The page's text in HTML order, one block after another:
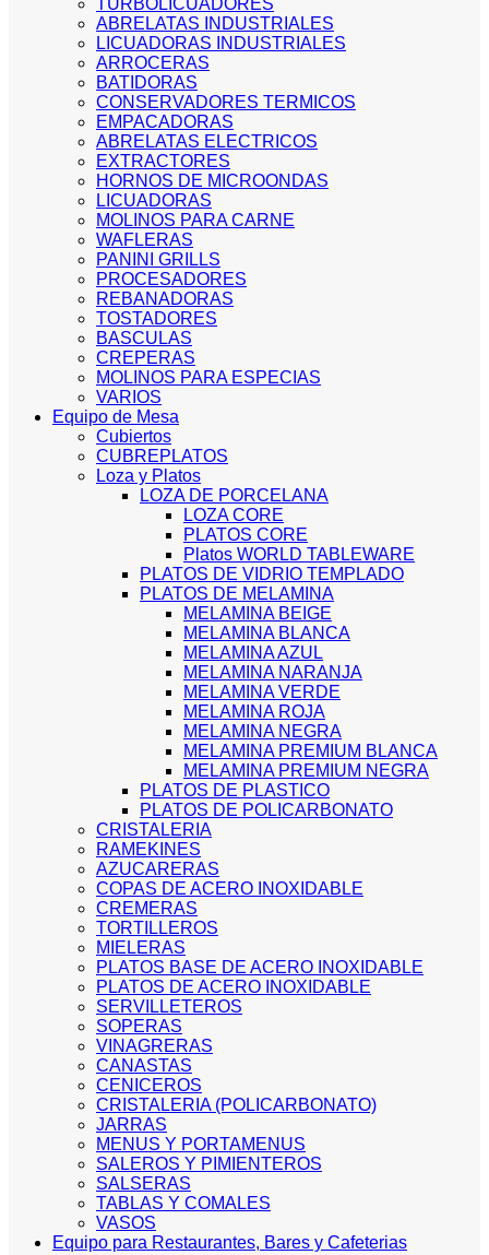
TURBOLICUADORES
ABRELATAS INDUSTRIALES
LICUADORAS INDUSTRIALES
ARROCERAS
BATIDORAS
CONSERVADORES TERMICOS
EMPACADORAS
ABRELATAS ELECTRICOS
EXTRACTORES
HORNOS DE MICROONDAS
LICUADORAS
MOLINOS PARA CARNE
WAFLERAS
PANINI GRILLS
PROCESADORES
REBANADORAS
TOSTADORES
BASCULAS
CREPERAS
MOLINOS PARA ESPECIAS
VARIOS
Equipo de Mesa
Cubiertos
CUBREPLATOS
Loza y Platos
LOZA DE PORCELANA
LOZA CORE
PLATOS CORE
Platos WORLD TABLEWARE
PLATOS DE VIDRIO TEMPLADO
PLATOS DE MELAMINA
MELAMINA BEIGE
MELAMINA BLANCA
MELAMINA AZUL
MELAMINA NARANJA
MELAMINA VERDE
MELAMINA ROJA
MELAMINA NEGRA
MELAMINA PREMIUM BLANCA
MELAMINA PREMIUM NEGRA
PLATOS DE PLASTICO
PLATOS DE POLICARBONATO
CRISTALERIA
RAMEKINES
AZUCARERAS
COPAS DE ACERO INOXIDABLE
CREMERAS
TORTILLEROS
MIELERAS
PLATOS BASE DE ACERO INOXIDABLE
PLATOS DE ACERO INOXIDABLE
SERVILLETEROS
SOPERAS
VINAGRERAS
CANASTAS
CENICEROS
CRISTALERIA (POLICARBONATO)
JARRAS
MENUS Y PORTAMENUS
SALEROS Y PIMIENTEROS
SALSERAS
TABLAS Y COMALES
VASOS
Equipo para Restaurantes, Bares y Cafeterias